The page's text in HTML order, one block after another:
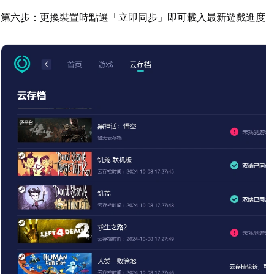
第六步：更換裝置時點選「立即同步」即可載入最新遊戲進度